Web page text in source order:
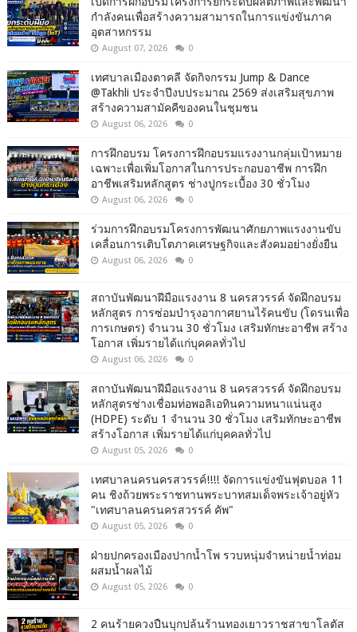
กำลังคนเพื่อสร้างความสามารถในการแข่งขันภาค
อุตสาหกรรม
August 07, 2026 0
เทศบาลเมืองตาคลี จัดกิจกรรม Jump & Dance
@Takhli ประจำปีงบประมาณ 2569 ส่งเสริมสุขภาพ
สร้างความสามัคคีของคนในชุมชน
August 06, 2026 0
การฝึกอบรม โครงการฝึกอบรมแรงงานกลุ่มเป้าหมาย
เฉพาะเพื่อเพิ่มโอกาสในการประกอบอาชีพ การฝึก
อาชีพเสริมหลักสูตร ช่างปูกระเบื้อง 30 ชั่วโมง
August 06, 2026 0
ร่วมการฝึกอบรมโครงการพัฒนาศักยภาพแรงงานขับ
เคลื่อนการเติบโตภาคเศรษฐกิจและสังคมอย่างยั่งยืน
August 06, 2026 0
สถาบันพัฒนาฝีมือแรงงาน 8 นครสวรรค์ จัดฝึกอบรม
หลักสูตร การซ่อมบำรุงอากาศยานไร้คนขับ (โดรนเพื่อ
การเกษตร) จำนวน 30 ชั่วโมง เสริมทักษะอาชีพ สร้าง
โอกาส เพิ่มรายได้แก่บุคคลทั่วไป
August 06, 2026 0
สถาบันพัฒนาฝีมือแรงงาน 8 นครสวรรค์ จัดฝึกอบรม
หลักสูตรช่างเชื่อมท่อพอลิเอทินความหนาแน่นสูง
(HDPE) ระดับ 1 จำนวน 30 ชั่วโมง เสริมทักษะอาชีพ
สร้างโอกาส เพิ่มรายได้แก่บุคคลทั่วไป
August 05, 2026 0
เทศบาลนครนครสวรรค์!!!! จัดการแข่งขันฟุตบอล 11
คน ชิงถ้วยพระราชทานพระบาทสมเด็จพระเจ้าอยู่หัว
"เทศบาลนครนครสวรรค์ คัพ"
August 05, 2026 0
ฝ่ายปกครองเมืองปากน้ำโพ รวบหนุ่มจำหน่ายน้ำท่อม
ผสมน้ำผลไม้
August 05, 2026 0
2 คนร้ายควงปืนบุกปล้นร้านทองเยาวราชสาขาโลตัส